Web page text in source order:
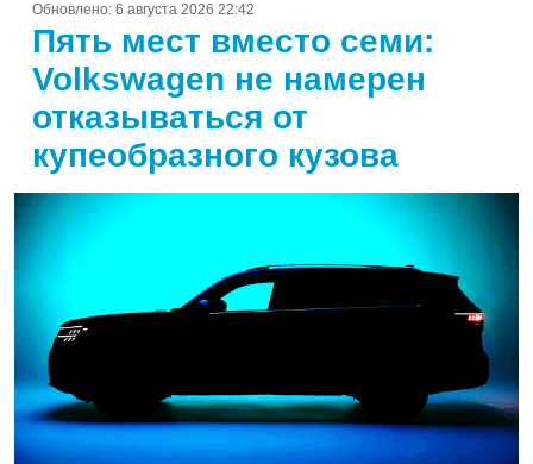
Обновлено: 6 августа 2026 22:42
Пять мест вместо семи:
Volkswagen не намерен
отказываться от
купеобразного кузова